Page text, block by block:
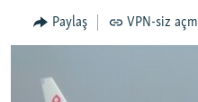
QANUNI DOĞRU
MULTIMEDIA
Paylaş VPN-siz